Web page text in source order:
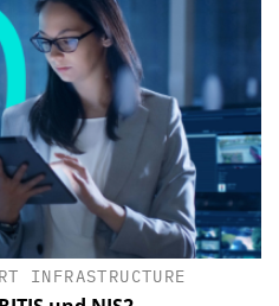
INFRASTRUCTURE